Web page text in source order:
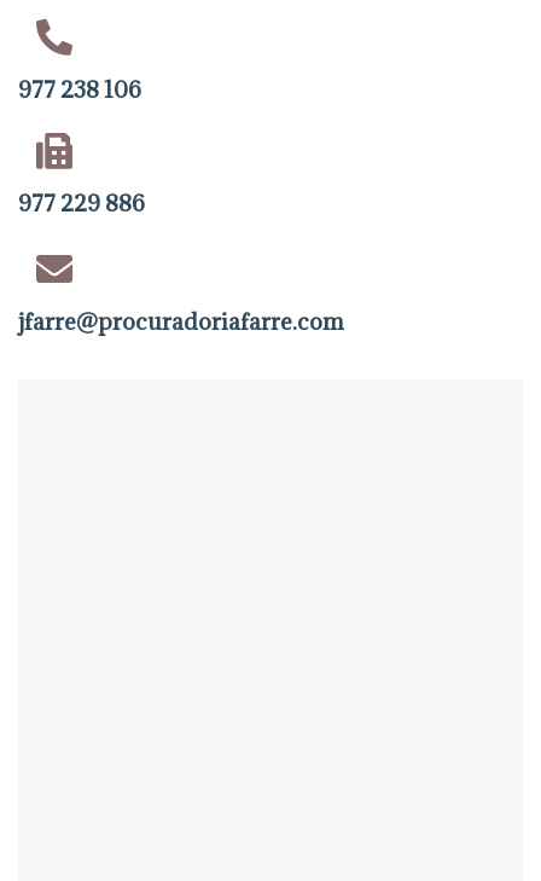
977 238 106
977 229 886
jfarre@procuradoriafarre.com